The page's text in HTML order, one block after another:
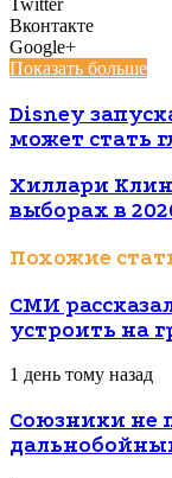
Вконтакте
Google+
Показать больше
Disney
может стать
Хиллари
выборах в
Похожие
СМИ
устроить на
1 день тому назад
Союзники не